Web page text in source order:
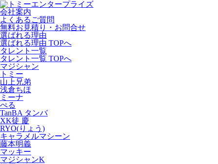
会社案内
よくあるご質問
無料お見積り・お問合せ
選ばれる理由
選ばれる理由 TOPへ
タレント一覧
タレント一覧 TOPへ
マジシャン
トミー
山上兄弟
浅倉ちほ
ミーナ
ぺる
TanBA タンバ
XK徒 慶
RYO(りょう)
キャラメルマシーン
藤本明義
マッキー
マジシャンK